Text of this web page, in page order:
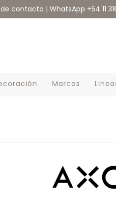
contacto | WhatsApp +54 11
Marcas